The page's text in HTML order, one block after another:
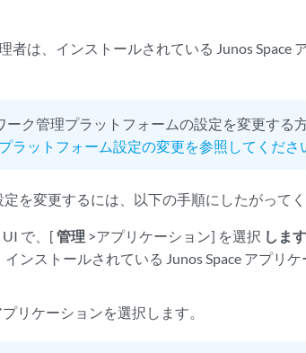
者は、インストールされている Junos Space
ーク管理プラットフォームの設定を変更する
ラットフォーム設定の変更を参照してくださ
を変更するには、以下の手順にしたがってく
UI で、[管理 >アプリケーション] を選択 します
ンストールされている Junos Space アプリ
リケーションを選択します。